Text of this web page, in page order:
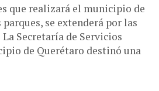
que realizará el municipio de
se extenderá por las
Secretaría de Servicios
de Querétaro destinó una